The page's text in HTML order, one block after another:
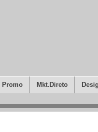
Promo Mkt.Direto